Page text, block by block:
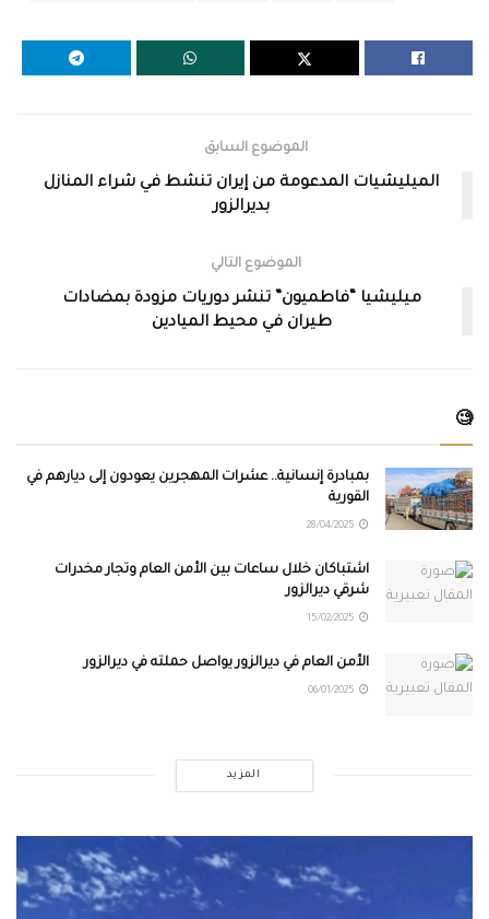
الموضوع السابق
الميليشيات المدعومة من إيران تنشط في شراء المنازل
بديرالزور
الموضوع التالي
ميليشيا “فاطميون” تنشر دوريات مزودة بمضادات
طيران في محيط الميادين
🧐
بمبادرة إنسانية.. عشرات المهجرين يعودون إلى ديارهم في
القورية
اشتباكان خلال ساعات بين الأمن العام وتجار مخدرات
شرقي ديرالزور
الأمن العام في ديرالزور يواصل حملته في ديرالزور
المزيد